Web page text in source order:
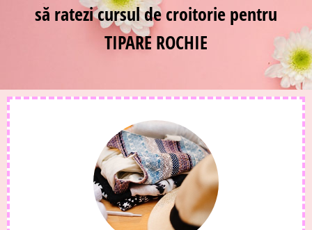
să ratezi cursul de croitorie pentru
TIPARE ROCHIE